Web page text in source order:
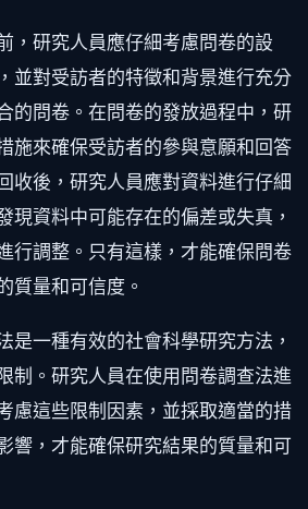
，研究人員應仔細考慮問卷的設
並對受訪者的特徵和背景進行充分
的問卷。在問卷的發放過程中，研
施來確保受訪者的參與意願和回答
收後，研究人員應對資料進行仔細
現資料中可能存在的偏差或失真，
行調整。只有這樣，才能確保問卷
質量和可信度。
是一種有效的社會科學研究方法，
制。研究人員在使用問卷調查法進
慮這些限制因素，並採取適當的措
響，才能確保研究結果的質量和可